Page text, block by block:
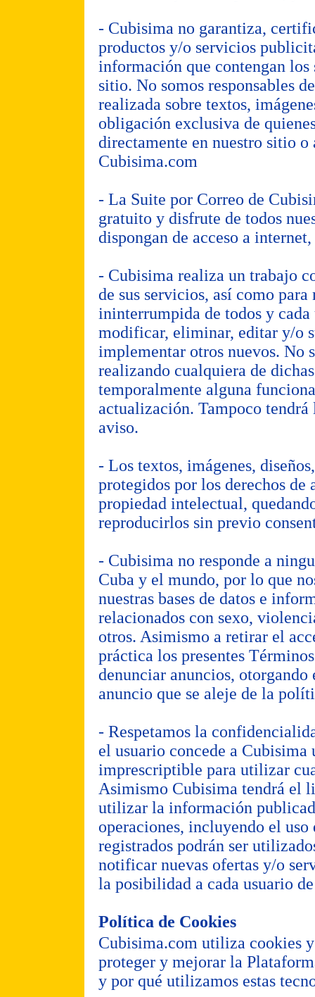
- Cubisima no garantiza,
productos y/o servicios
información que contengan
sitio. No somos responsables
realizada sobre textos,
obligación exclusiva de
directamente en nuestro sitio o
Cubisima.com
- La Suite por Correo de
gratuito y disfrute de todos
dispongan de acceso a
- Cubisima realiza un trabajo
de sus servicios, así como
ininterrumpida de todos y
modificar, eliminar, editar y/o
implementar otros nuevos. No
realizando cualquiera de
temporalmente alguna
actualización. Tampoco
aviso.
- Los textos, imágenes,
protegidos por los derechos de
propiedad intelectual,
reproducirlos sin previo
- Cubisima no responde a
Cuba y el mundo, por lo que
nuestras bases de datos e
relacionados con sexo,
otros. Asimismo a retirar el
práctica los presentes
denunciar anuncios,
anuncio que se aleje de la
- Respetamos la
el usuario concede a
imprescriptible para utilizar
Asimismo Cubisima tendrá el
utilizar la información
operaciones, incluyendo el
registrados podrán ser
notificar nuevas ofertas y/o
la posibilidad a cada usuario
Política de Cookies
Cubisima.com utiliza cookies
proteger y mejorar la
y por qué utilizamos estas